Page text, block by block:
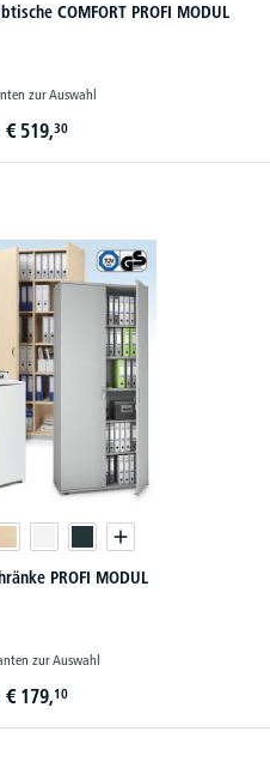
COMFORT PROFI MODUL
zur Auswahl
€ 519,30
PROFI MODUL
zur Auswahl
€ 179,10